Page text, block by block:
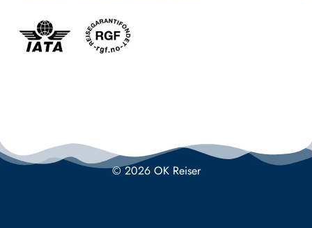
© 2026 OK Reiser